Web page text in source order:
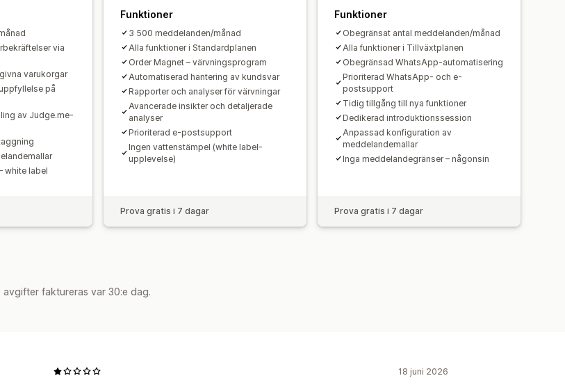
via
varukorgar
på
av Judge.me-
white label
Funktioner
3 500 meddelanden/månad
Alla funktioner i Standardplanen
Order Magnet – värvningsprogram
Automatiserad hantering av kundsvar
Rapporter och analyser för värvningar
Avancerade insikter och detaljerade
analyser
Prioriterad e-postsupport
Ingen vattenstämpel (white label-
upplevelse)
Prova gratis i 7 dagar
Funktioner
Obegränsat antal meddelanden/månad
Alla funktioner i Tillväxtplanen
Obegränsad WhatsApp-automatisering
Prioriterad WhatsApp- och e-
postsupport
Tidig tillgång till nya funktioner
Dedikerad introduktionssession
Anpassad konfiguration av
meddelandemallar
Inga meddelandegränser – någonsin
Prova gratis i 7 dagar
faktureras var 30:e dag.
18 juni 2026